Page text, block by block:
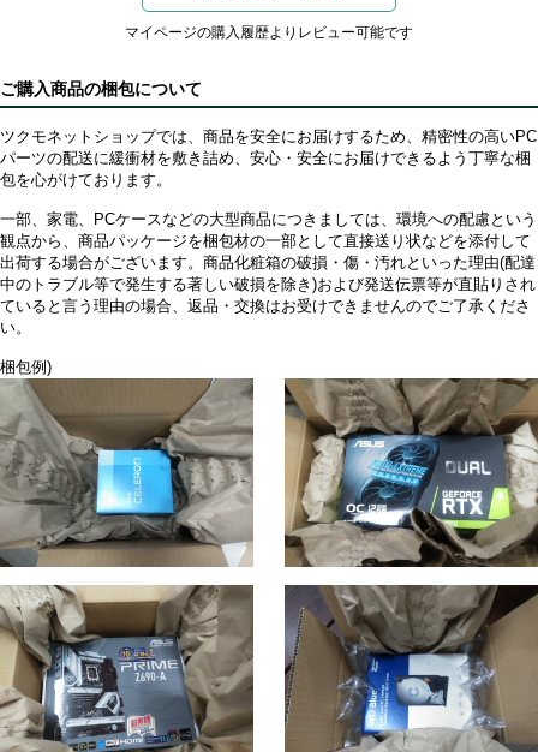
マイページの購入履歴よりレビュー可能です
ご購入商品の梱包について
ツクモネットショップでは、商品を安全にお届けするため、精密性の高いPC
パーツの配送に緩衝材を敷き詰め、安心・安全にお届けできるよう丁寧な梱
包を心がけております。
一部、家電、PCケースなどの大型商品につきましては、環境への配慮という
観点から、商品パッケージを梱包材の一部として直接送り状などを添付して
出荷する場合がございます。商品化粧箱の破損・傷・汚れといった理由(配達
中のトラブル等で発生する著しい破損を除き)および発送伝票等が直貼りされ
ていると言う理由の場合、返品・交換はお受けできませんのでご了承くださ
い。
梱包例)